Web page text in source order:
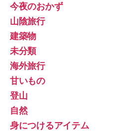
今夜のおかず
山陰旅行
建築物
未分類
海外旅行
甘いもの
登山
自然
身につけるアイテム